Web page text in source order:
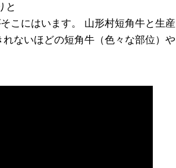
と
こにはいます。 山形村短角牛と生産
ないほどの短角牛（色々な部位）や